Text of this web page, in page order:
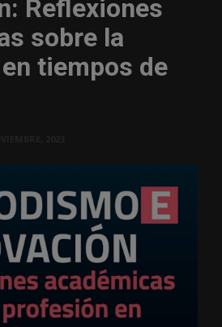
Reflexiones
sobre la
tiempos de